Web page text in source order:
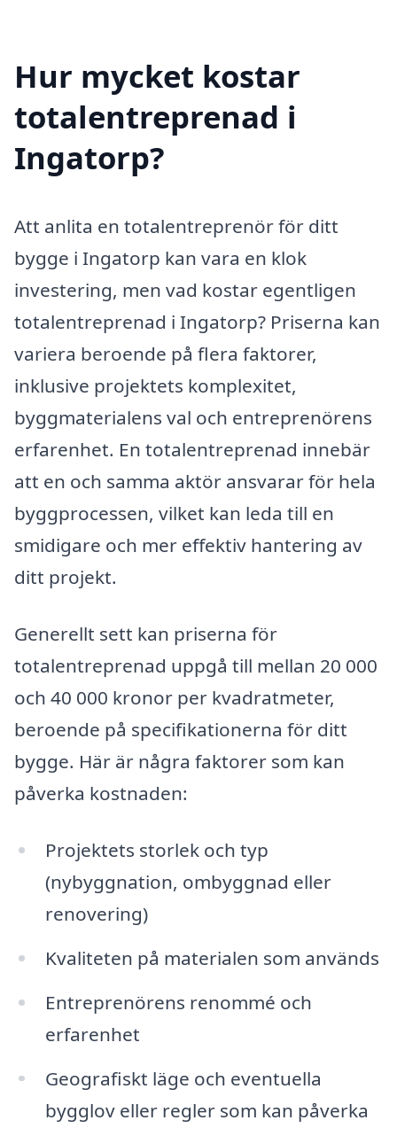
Hur mycket kostar
totalentreprenad i
Ingatorp?
Att anlita en totalentreprenör för ditt
bygge i Ingatorp kan vara en klok
investering, men vad kostar egentligen
totalentreprenad i Ingatorp? Priserna kan
variera beroende på flera faktorer,
inklusive projektets komplexitet,
byggmaterialens val och entreprenörens
erfarenhet. En totalentreprenad innebär
att en och samma aktör ansvarar för hela
byggprocessen, vilket kan leda till en
smidigare och mer effektiv hantering av
ditt projekt.
Generellt sett kan priserna för
totalentreprenad uppgå till mellan 20 000
och 40 000 kronor per kvadratmeter,
beroende på specifikationerna för ditt
bygge. Här är några faktorer som kan
påverka kostnaden:
Projektets storlek och typ
(nybyggnation, ombyggnad eller
renovering)
Kvaliteten på materialen som används
Entreprenörens renommé och
erfarenhet
Geografiskt läge och eventuella
bygglov eller regler som kan påverka